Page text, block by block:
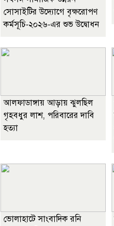
সোসাইটির উদ্যোগে বৃক্ষরোপণ
কর্মসূচি-২০২৬-এর শুভ উদ্বোধন
আলফাডাঙ্গায় আড়ায় ঝুলছিল
গৃহবধুর লাশ, পরিবারের দাবি
হত্যা
ভোলাহাটে সাংবাদিক রনি